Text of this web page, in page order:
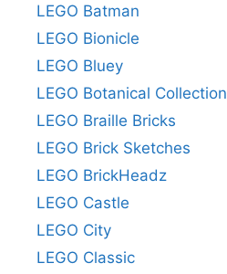
LEGO Batman
LEGO Bionicle
LEGO Bluey
LEGO Botanical Collection
LEGO Braille Bricks
LEGO Brick Sketches
LEGO BrickHeadz
LEGO Castle
LEGO City
LEGO Classic